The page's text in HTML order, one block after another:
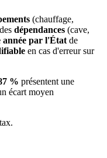
(chauffage,
dépendances (cave,
année par l'État de
en cas d'erreur sur
% présentent une
écart moyen